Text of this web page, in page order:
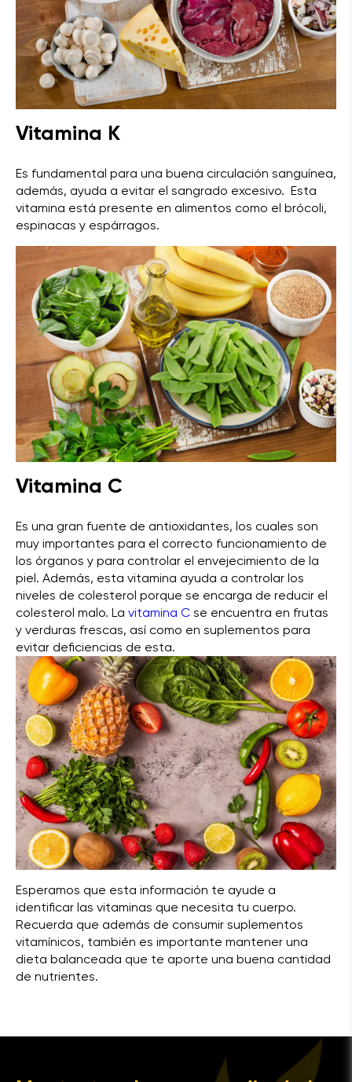
Vitamina K
Es fundamental para una buena circulación sanguínea,
además, ayuda a evitar el sangrado excesivo. Esta
vitamina está presente en alimentos como el brócoli,
espinacas y espárragos.
Vitamina C
Es una gran fuente de antioxidantes, los cuales son
muy importantes para el correcto funcionamiento de
los órganos y para controlar el envejecimiento de la
piel. Además, esta vitamina ayuda a controlar los
niveles de colesterol porque se encarga de reducir el
colesterol malo. La vitamina C se encuentra en frutas
y verduras frescas, así como en suplementos para
evitar deficiencias de esta.
Esperamos que esta información te ayude a
identificar las vitaminas que necesita tu cuerpo.
Recuerda que además de consumir suplementos
vitamínicos, también es importante mantener una
dieta balanceada que te aporte una buena cantidad
de nutrientes.